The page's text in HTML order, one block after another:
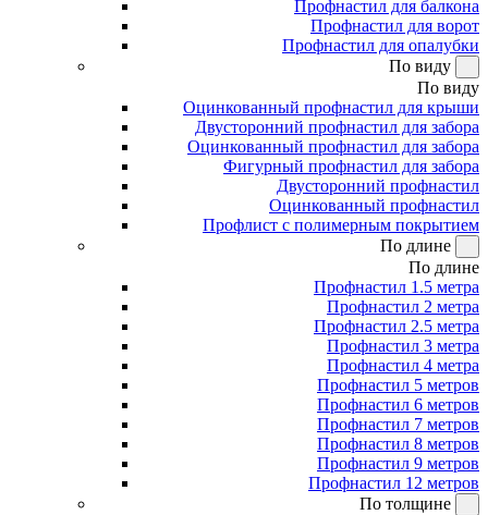
Профнастил для балкона
Профнастил для ворот
Профнастил для опалубки
По виду
По виду
Оцинкованный профнастил для крыши
Двусторонний профнастил для забора
Оцинкованный профнастил для забора
Фигурный профнастил для забора
Двусторонний профнастил
Оцинкованный профнастил
Профлист с полимерным покрытием
По длине
По длине
Профнастил 1.5 метра
Профнастил 2 метра
Профнастил 2.5 метра
Профнастил 3 метра
Профнастил 4 метра
Профнастил 5 метров
Профнастил 6 метров
Профнастил 7 метров
Профнастил 8 метров
Профнастил 9 метров
Профнастил 12 метров
По толщине